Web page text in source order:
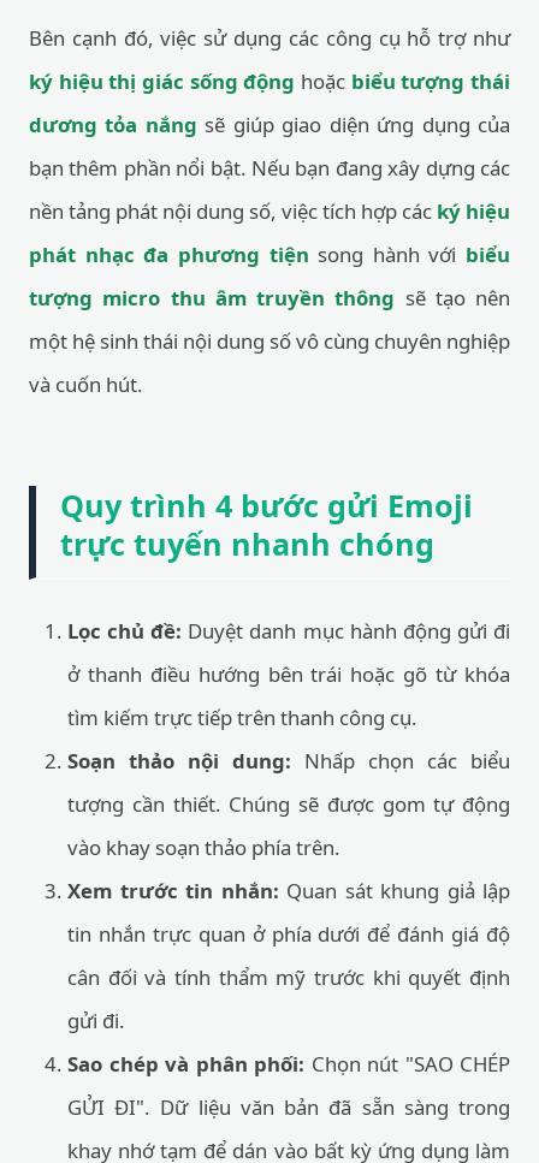
Bên cạnh đó, việc sử dụng các công cụ hỗ trợ như
ký hiệu thị giác sống động hoặc biểu tượng thái
dương tỏa nắng sẽ giúp giao diện ứng dụng của
bạn thêm phần nổi bật. Nếu bạn đang xây dựng các
nền tảng phát nội dung số, việc tích hợp các ký hiệu
phát nhạc đa phương tiện song hành với biểu
tượng micro thu âm truyền thông sẽ tạo nên
một hệ sinh thái nội dung số vô cùng chuyên nghiệp
và cuốn hút.
Quy trình 4 bước gửi Emoji
trực tuyến nhanh chóng
Lọc chủ đề: Duyệt danh mục hành động gửi đi
ở thanh điều hướng bên trái hoặc gõ từ khóa
tìm kiếm trực tiếp trên thanh công cụ.
Soạn thảo nội dung: Nhấp chọn các biểu
tượng cần thiết. Chúng sẽ được gom tự động
vào khay soạn thảo phía trên.
Xem trước tin nhắn: Quan sát khung giả lập
tin nhắn trực quan ở phía dưới để đánh giá độ
cân đối và tính thẩm mỹ trước khi quyết định
gửi đi.
Sao chép và phân phối: Chọn nút "SAO CHÉP
GỬI ĐI". Dữ liệu văn bản đã sẵn sàng trong
khay nhớ tạm để dán vào bất kỳ ứng dụng làm